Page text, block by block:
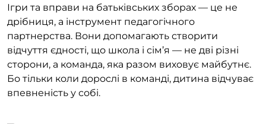
Ігри та вправи на батьківських зборах — це не
дрібниця, а інструмент педагогічного
партнерства. Вони допомагають створити
відчуття єдності, що школа і сім’я — не дві різні
сторони, а команда, яка разом виховує майбутнє.
Бо тільки коли дорослі в команді, дитина відчуває
впевненість у собі.